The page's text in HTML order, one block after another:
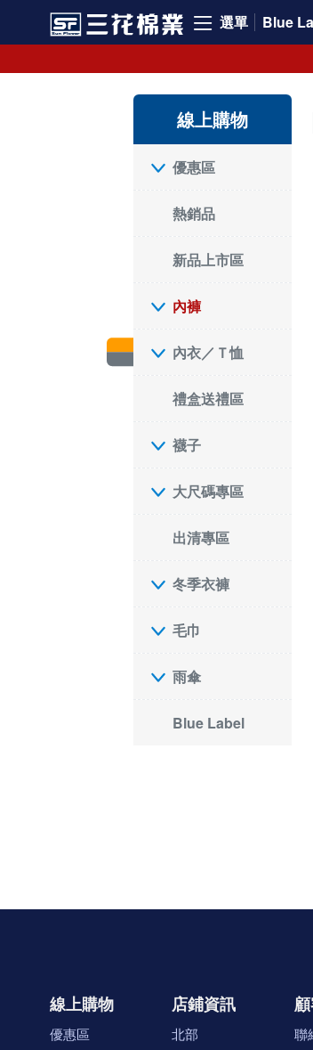
選單 Blue
線上購物
優惠區
熱銷品
新品上市區
內褲
內衣／Ｔ恤
禮盒送禮區
襪子
大尺碼專區
出清專區
冬季衣褲
毛巾
雨傘
Blue Label
線上購物
優惠區
店鋪資訊
北部
聯